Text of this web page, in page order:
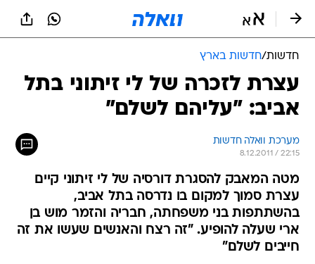
חדשות/חדשות בארץ
עצרת לזכרה של לי זיתוני בתל
אביב: "עליהם לשלם"
מערכת וואלה חדשות
8.12.2011 / 22:15
מטה המאבק להסגרת דורסיה של לי זיתוני קיים
עצרת סמוך למקום בו נדרסה בתל אביב,
בהשתתפות בני משפחתה, חבריה והזמר מוש בן
ארי שעלה להופיע. "זה רצח והאנשים שעשו את זה
חייבים לשלם"